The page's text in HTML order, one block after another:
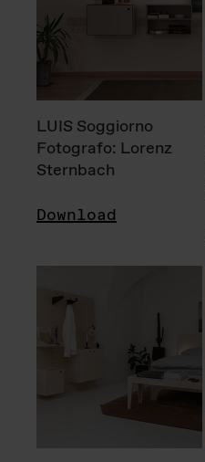
LUIS Soggiorno
Fotografo: Lorenz
Sternbach
Download